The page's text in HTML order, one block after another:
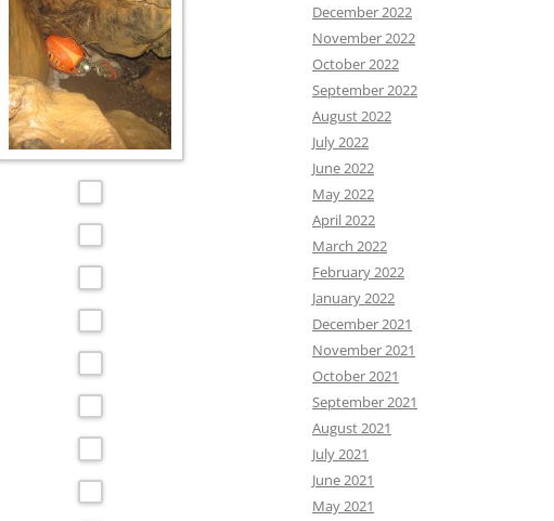
December 2022
November 2022
October 2022
September 2022
August 2022
July 2022
June 2022
May 2022
April 2022
March 2022
February 2022
January 2022
December 2021
November 2021
October 2021
September 2021
August 2021
July 2021
June 2021
May 2021